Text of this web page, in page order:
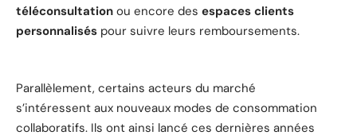
téléconsultation ou encore des espaces clients
personnalisés pour suivre leurs remboursements.
Parallèlement, certains acteurs du marché
s’intéressent aux nouveaux modes de consommation
collaboratifs. Ils ont ainsi lancé ces dernières années